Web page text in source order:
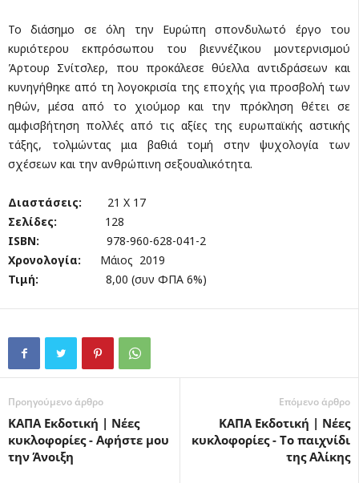
Το διάσημο σε όλη την Ευρώπη σπονδυλωτό έργο του
κυριότερου εκπρόσωπου του βιεννέζικου μοντερνισμού
Άρτουρ Σνίτσλερ, που προκάλεσε θύελλα αντιδράσεων και
κυνηγήθηκε από τη λογοκρισία της εποχής για προσβολή των
ηθών, μέσα από το χιούμορ και την πρόκληση θέτει σε
αμφισβήτηση πολλές από τις αξίες της ευρωπαϊκής αστικής
τάξης, τολμώντας μια βαθιά τομή στην ψυχολογία των
σχέσεων και την ανθρώπινη σεξουαλικότητα.
Διαστάσεις: 21 Χ 17
Σελίδες: 128
ISBN: 978-960-628-041-2
Χρονολογία: Μάιος 2019
Τιμή: 8,00 (συν ΦΠΑ 6%)
Προηγούμενο άρθρο
ΚΑΠΑ Εκδοτική | Νέες
κυκλοφορίες - Αφήστε μου
την Άνοιξη
Επόμενο άρθρο
ΚΑΠΑ Εκδοτική | Νέες
κυκλοφορίες - Το παιχνίδι
της Αλίκης